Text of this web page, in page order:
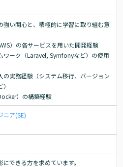
強い関心と、積極的に学習に取り組む意
）の各サービスを用いた開発経験
ワーク（Laravel, Symfonyなど）の使用
の実務経験（システム移行、バージョン
）の構築経験
ニア(SE)
できる方を求めています。